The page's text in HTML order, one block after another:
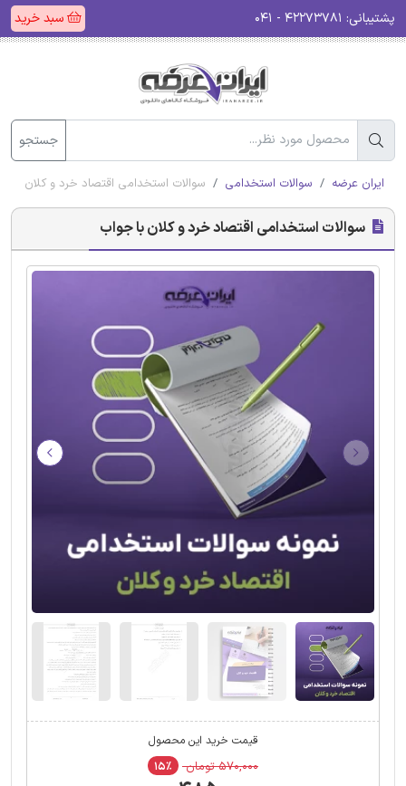
پشتیبانی: سبد خرید
جستجو
ایران عرضه سوالات استخدامی سوالات استخدامی اقتصاد خرد و کلان با
سوالات استخدامی اقتصاد خرد و کلان با جواب
قیمت خرید این محصول
۵۷۰,۰۰۰ تومان ۱۵٪